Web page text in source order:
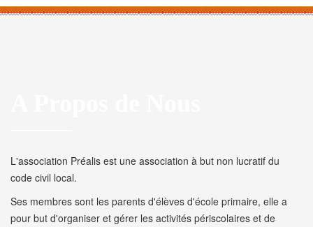
L'association Préalis est une association à but non lucratif du
code civil local.
Ses membres sont les parents d'élèves d'école primaire, elle a
pour but d'organiser et gérer les activités périscolaires et de